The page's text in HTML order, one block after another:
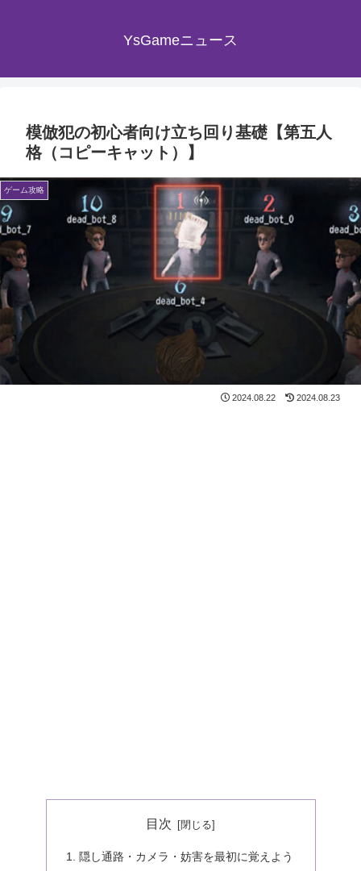
YsGameニュース
模倣犯の初心者向け立ち回り基礎【第五人
格（コピーキャット）】
ゲーム攻略
2024.08.22 2024.08.23
目次
隠し通路・カメラ・妨害を最初に覚えよう